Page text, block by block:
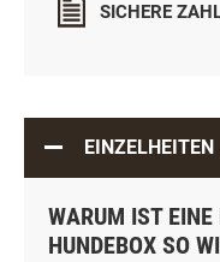
SICHERE
EINZELHEITEN
WARUM IST EINE
UNDEBOX SO